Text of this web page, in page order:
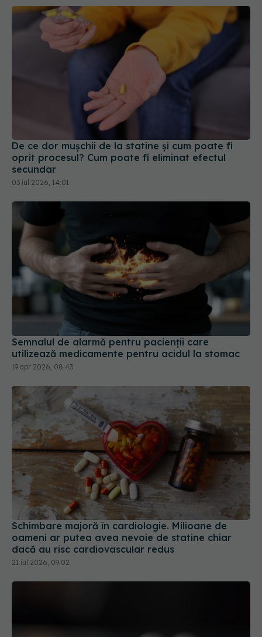
De ce dor mușchii de la statine și cum poate fi
oprit procesul? Cum poate fi eliminat efectul
secundar
03 iul 2026, 14:01
Semnalul de alarmă pentru pacienții care
utilizează medicamente pentru acidul la stomac
19 apr 2026, 08:43
Schimbare majoră în cardiologie. Milioane de
oameni ar putea avea nevoie de statine chiar
dacă au risc cardiovascular redus
21 iul 2026, 09:02